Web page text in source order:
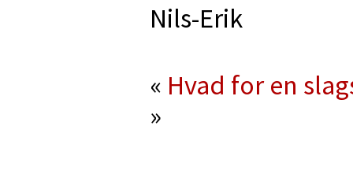
Nils-Erik
« Hvad for en
»